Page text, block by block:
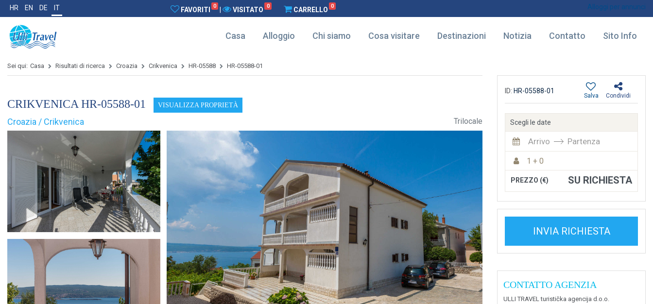
HR EN DE IT FAVORITI 0 VISITATO 0 CARRELLO 0 Alloggi per annunci
Casa Alloggio Chi siamo Cosa visitare Destinazioni Notizia Contatto Sito Info
Sei qui: Casa Risultati di ricerca Croazia Crikvenica HR-05588 HR-05588-01
CRIKVENICA HR-05588-01 VISUALIZZA PROPRIETÀ
Croazia / Crikvenica Trilocale
ID: HR-05588-01
Condividi
Salva
Scegli le date
Arrivo Partenza
1 + 0
PREZZO (€) SU RICHIESTA
INVIA RICHIESTA
CONTATTO AGENZIA
ULLI TRAVEL turistička agencija d.o.o.